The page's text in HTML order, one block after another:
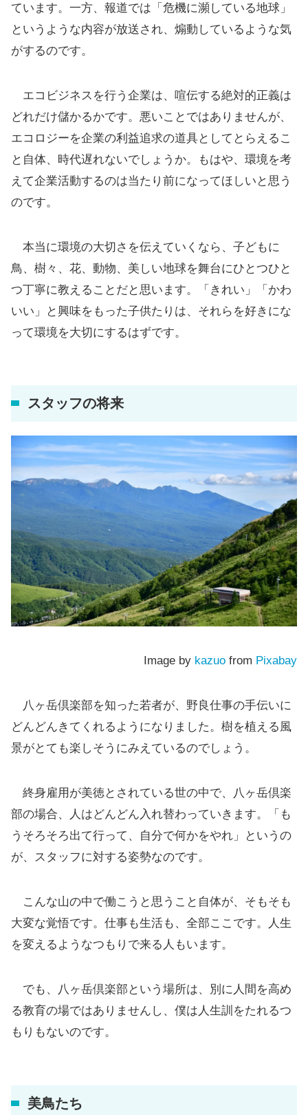
ています。一方、報道では「危機に瀕している地球」
というような内容が放送され、煽動しているような気
がするのです。
エコビジネスを行う企業は、喧伝する絶対的正義は
どれだけ儲かるかです。悪いことではありませんが、
エコロジーを企業の利益追求の道具としてとらえるこ
と自体、時代遅れないでしょうか。もはや、環境を考
えて企業活動するのは当たり前になってほしいと思う
のです。
本当に環境の大切さを伝えていくなら、子どもに
鳥、樹々、花、動物、美しい地球を舞台にひとつひと
つ丁寧に教えることだと思います。「きれい」「かわ
いい」と興味をもった子供たりは、それらを好きにな
って環境を大切にするはずです。
スタッフの将来
Image by kazuo from Pixabay
八ヶ岳倶楽部を知った若者が、野良仕事の手伝いに
どんどんきてくれるようになりました。樹を植える風
景がとても楽しそうにみえているのでしょう。
終身雇用が美徳とされている世の中で、八ヶ岳倶楽
部の場合、人はどんどん入れ替わっていきます。「も
うそろそろ出て行って、自分で何かをやれ」というの
が、スタッフに対する姿勢なのです。
こんな山の中で働こうと思うこと自体が、そもそも
大変な覚悟です。仕事も生活も、全部ここです。人生
を変えるようなつもりで来る人もいます。
でも、八ヶ岳倶楽部という場所は、別に人間を高め
る教育の場ではありませんし、僕は人生訓をたれるつ
もりもないのです。
美鳥たち